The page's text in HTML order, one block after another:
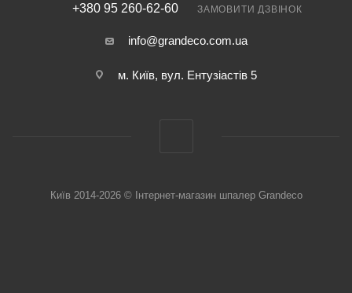
+380 95 260-62-60 ЗАМОВИТИ ДЗВІНОК
info@grandeco.com.ua
м. Київ, вул. Ентузіастів 5
Київ 2014-2026 © Інтернет-магазин шпалер Grandeco